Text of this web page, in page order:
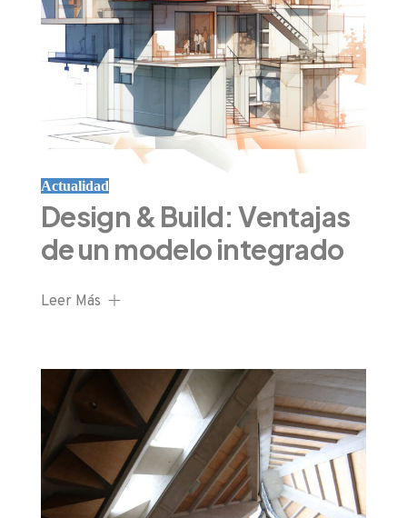
Actualidad
Design & Build: Ventajas
de un modelo integrado
Leer Más